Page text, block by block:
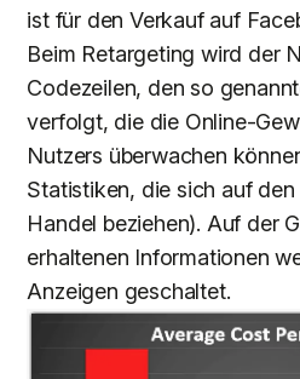
ist für den Verkauf auf
Beim Retargeting wird der
Codezeilen, den so
verfolgt, die die Online-
Nutzers überwachen
Statistiken, die sich auf
Handel beziehen). Auf der
erhaltenen Informationen
Anzeigen geschaltet.